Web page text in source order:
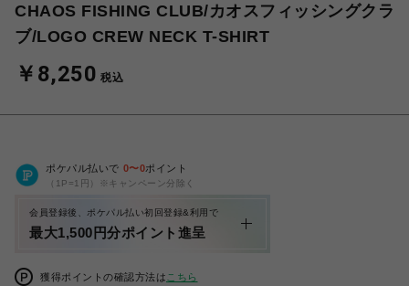
CHAOS FISHING CLUB/カオスフィッシングクラ
ブ/LOGO CREW NECK T-SHIRT
￥8,250 税込
ポケパル払いで 0〜0ポイント
（1P=1円）※キャンペーン分除く
会員登録後、ポケパル払い初回登録&利用で
最大1,500円分ポイント進呈
獲得ポイントの確認方法は こちら